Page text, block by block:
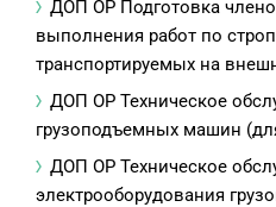
ДОП ОР Подготовка
выполнения работ по
транспортируемых на
ДОП ОР Техническое
грузоподъемных машин
ДОП ОР Техническое
электрооборудования